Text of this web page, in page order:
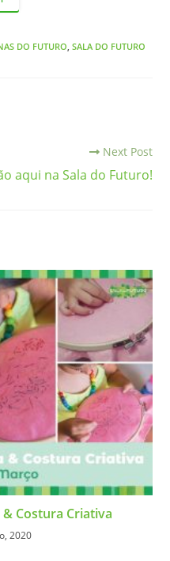
DO FUTURO, SALA DO FUTURO
Next Post
aqui na Sala do Futuro!
Costura Criativa
2020